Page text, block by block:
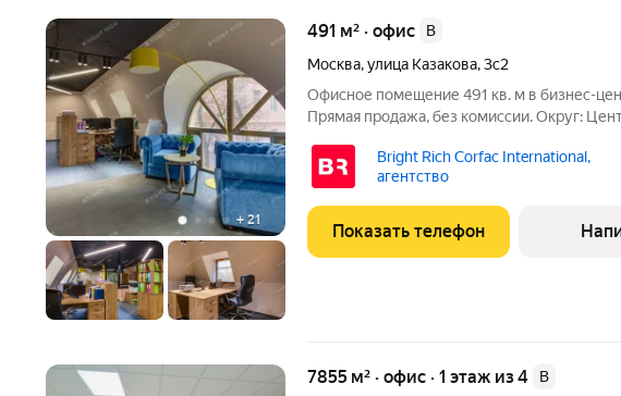
+ 21
491 м² · офис
B
Москва,улица Казакова,3с2
Офисное помещение 491 кв. м в бизнес-
Прямая продажа, без комиссии. Округ:
площадь: 393; - Код налоговой: 01; - Кол-во
паркинга:
Bright Rich Corfac International,
агентство
Показать телефон
7855 м² · офис · 1 этаж из 4
B